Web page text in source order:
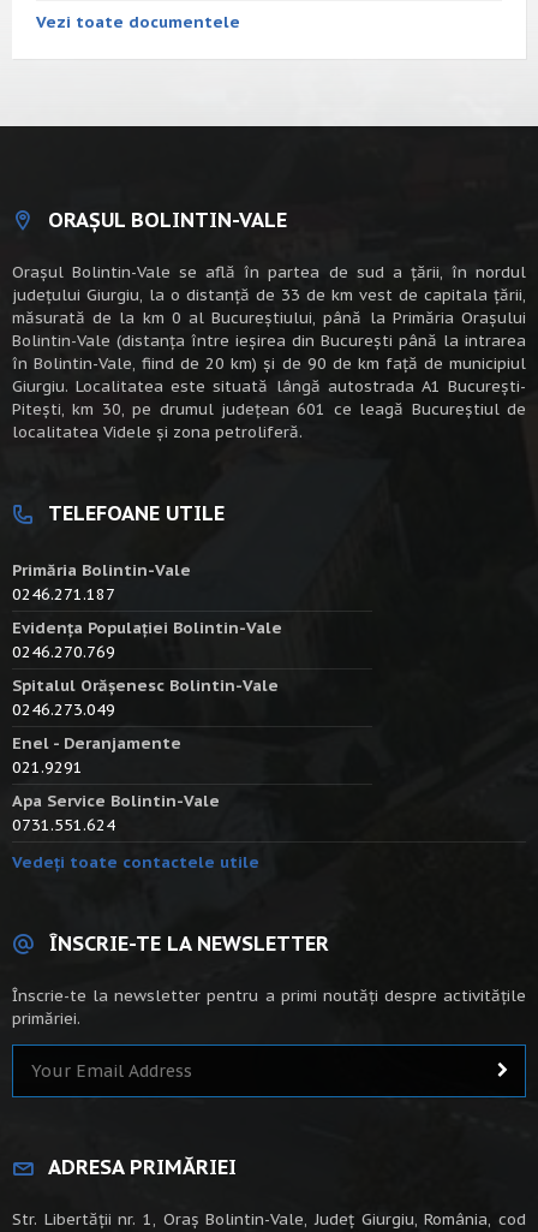
Vezi toate documentele
ORAȘUL BOLINTIN-VALE
Oraşul Bolintin-Vale se află în partea de sud a ţării, în nordul
judeţului Giurgiu, la o distanţă de 33 de km vest de capitala țării,
măsurată de la km 0 al Bucureștiului, până la Primăria Orașului
Bolintin-Vale (distanța între ieșirea din București până la intrarea
în Bolintin-Vale, fiind de 20 km) şi de 90 de km faţă de municipiul
Giurgiu. Localitatea este situată lângă autostrada A1 Bucureşti-
Piteşti, km 30, pe drumul judeţean 601 ce leagă Bucureştiul de
localitatea Videle şi zona petroliferă.
TELEFOANE UTILE
Primăria Bolintin-Vale
0246.271.187
Evidența Populației Bolintin-Vale
0246.270.769
Spitalul Orășenesc Bolintin-Vale
0246.273.049
Enel - Deranjamente
021.9291
Apa Service Bolintin-Vale
0731.551.624
Vedeți toate contactele utile
ÎNSCRIE-TE LA NEWSLETTER
Înscrie-te la newsletter pentru a primi noutăți despre activitățile
primăriei.
ADRESA PRIMĂRIEI
Str. Libertății nr. 1, Oraș Bolintin-Vale, Județ Giurgiu, România, cod